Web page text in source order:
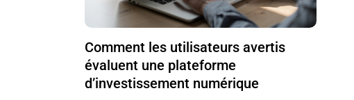
Comment les utilisateurs avertis
évaluent une plateforme
d’investissement numérique